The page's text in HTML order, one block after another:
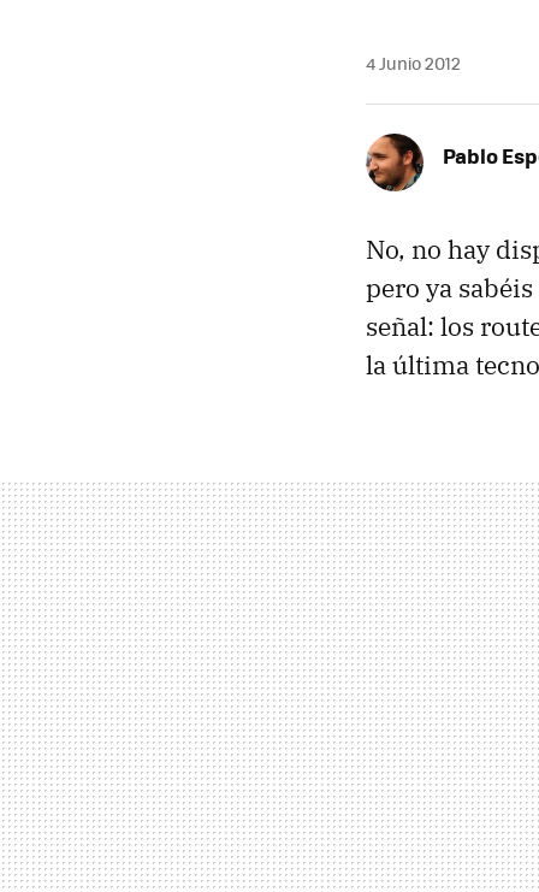
4 Junio 2012
Pablo
No, no hay
pero ya
señal: los
la última